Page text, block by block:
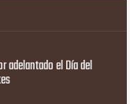
adelantado el Día del